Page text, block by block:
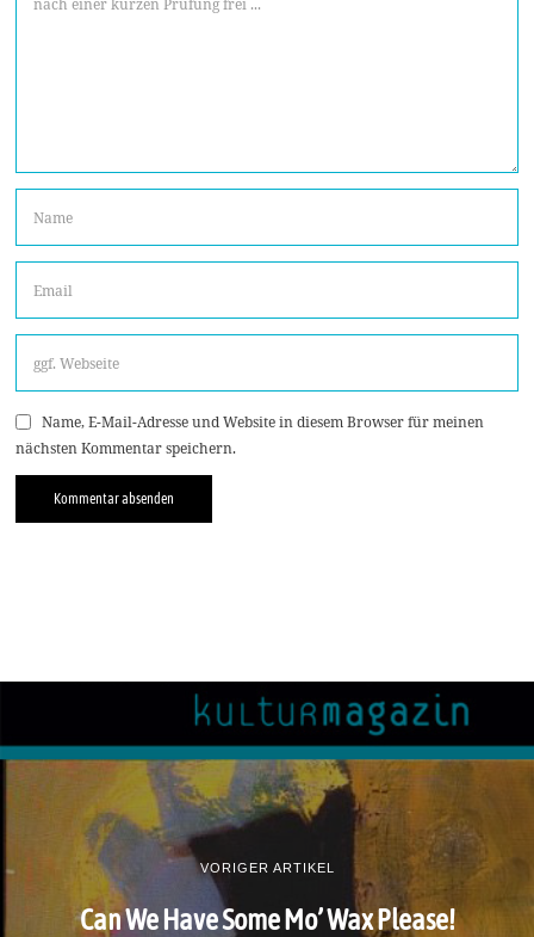
Name, E-Mail-Adresse und Website in diesem Browser für meinen
nächsten Kommentar speichern.
VORIGER ARTIKEL
Can We Have Some Mo’ Wax Please!